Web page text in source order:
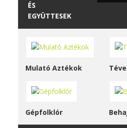
ÉS
EGYÜTTESEK
Mulató Aztékok
Gépfolklór